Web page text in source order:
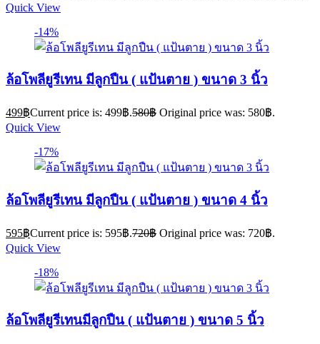
Quick View
-14%
ล้อโพลียูรีเทน มีลูกปืน ( แป้นตาย ) ขนาด 3 นิ้ว
499฿Current price is: 499฿.580฿ Original price was: 580฿.
Quick View
-17%
ล้อโพลียูรีเทน มีลูกปืน ( แป้นตาย ) ขนาด 4 นิ้ว
595฿Current price is: 595฿.720฿ Original price was: 720฿.
Quick View
-18%
ล้อโพลียูรีเทนมีลูกปืน ( แป้นตาย ) ขนาด 5 นิ้ว